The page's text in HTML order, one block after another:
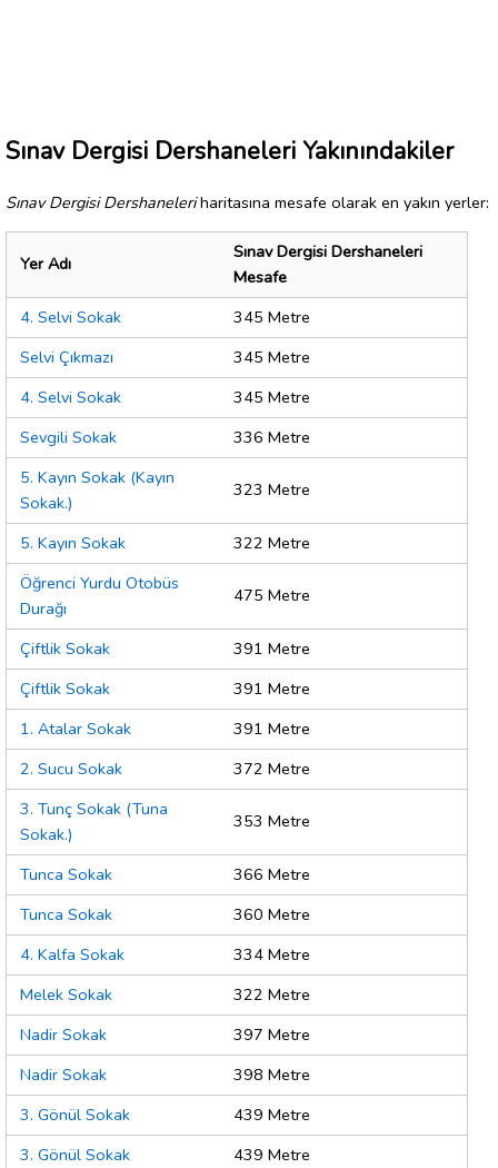
Sınav Dergisi Dershaneleri Yakınındakiler
Sınav Dergisi Dershaneleriharitasına mesafe olarak en yakın yerler:
Yer Adı
Sınav Dergisi Dershaneleri
Mesafe
4. Selvi Sokak
345 Metre
Selvi Çıkmazı
345 Metre
4. Selvi Sokak
345 Metre
Sevgili Sokak
336 Metre
5. Kayın Sokak (Kayın
Sokak.)
323 Metre
5. Kayın Sokak
322 Metre
Öğrenci Yurdu Otobüs
Durağı
475 Metre
Çiftlik Sokak
391 Metre
Çiftlik Sokak
391 Metre
1. Atalar Sokak
391 Metre
2. Sucu Sokak
372 Metre
3. Tunç Sokak (Tuna
Sokak.)
353 Metre
Tunca Sokak
366 Metre
Tunca Sokak
360 Metre
4. Kalfa Sokak
334 Metre
Melek Sokak
322 Metre
Nadir Sokak
397 Metre
Nadir Sokak
398 Metre
3. Gönül Sokak
439 Metre
3. Gönül Sokak
439 Metre